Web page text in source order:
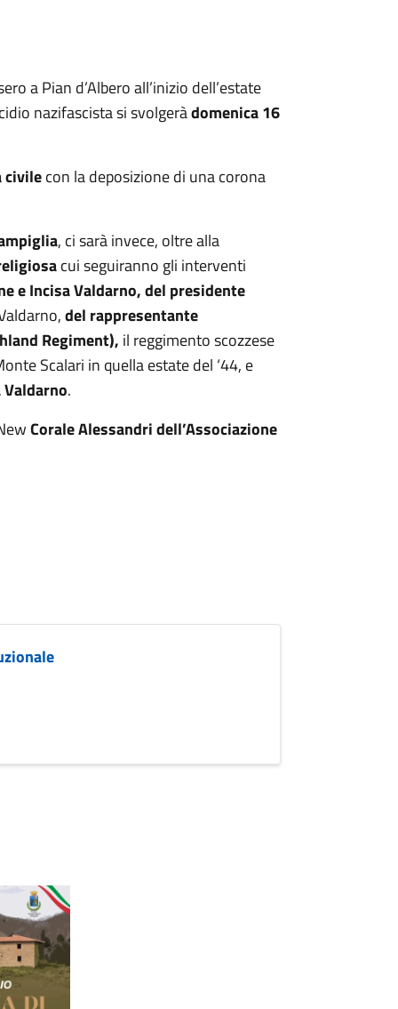
a Pian d’Albero all’inizio dell’estate
nazifascista si svolgeràdomenica 16
civilecon la deposizione di una corona
, ci sarà invece, oltre alla
cui seguiranno gli interventi
e Incisa Valdarno, del presidente
del rappresentante
Regiment), il reggimento scozzese
Scalari in quella estate del ‘44, e
.
Corale Alessandri dell’Associazione